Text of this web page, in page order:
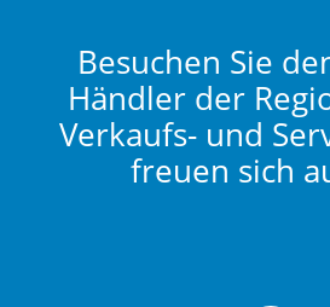
Besuchen Sie
Händler der
Verkaufs- und
freuen sich